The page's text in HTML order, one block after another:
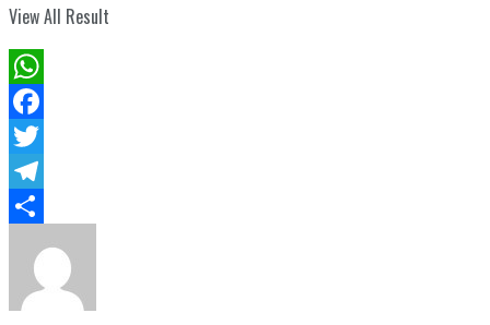
View All Result
WhatsApp
Facebook
Twitter
Telegram
Share